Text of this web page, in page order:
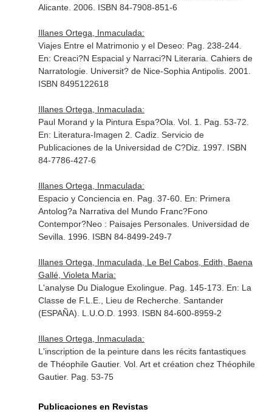
Alicante. 2006. ISBN 84-7908-851-6
Illanes Ortega, Inmaculada:
Viajes Entre el Matrimonio y el Deseo: Pag. 238-244.
En: Creaci?N Espacial y Narraci?N Literaria . Cahiers de
Narratologie. Universit? de Nice-Sophia Antipolis. 2001.
ISBN 8495122618
Illanes Ortega, Inmaculada:
Paul Morand y la Pintura Espa?Ola. Vol. 1. Pag. 53-72.
En: Literatura-Imagen 2 . Cadiz. Servicio de
Publicaciones de la Universidad de C?Diz. 1997. ISBN
84-7786-427-6
Illanes Ortega, Inmaculada:
Espacio y Conciencia en. Pag. 37-60. En: Primera
Antolog?a Narrativa del Mundo Franc?Fono
Contempor?Neo : Paisajes Personales. Universidad de
Sevilla. 1996. ISBN 84-8499-249-7
Illanes Ortega, Inmaculada, Le Bel Cabos, Edith, Baena
Gallé, Violeta Maria:
L'analyse Du Dialogue Exolingue. Pag. 145-173. En: La
Classe de F.L.E., Lieu de Recherche. Santander
(ESPAÑA). L.U.O.D. 1993. ISBN 84-600-8959-2
Illanes Ortega, Inmaculada:
L'inscription de la peinture dans les récits fantastiques
de Théophile Gautier. Vol. Art et création chez Théophile
Gautier. Pag. 53-75
Publicaciones en Revistas